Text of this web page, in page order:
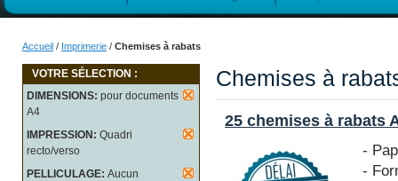
Accueil / Imprimerie / Chemises à rabats
VOTRE SÉLECTION :
DIMENSIONS: pour documents
A4
IMPRESSION: Quadri
recto/verso
PELLICULAGE: Aucun
Chemises à
25 chemises à rabats
-
-